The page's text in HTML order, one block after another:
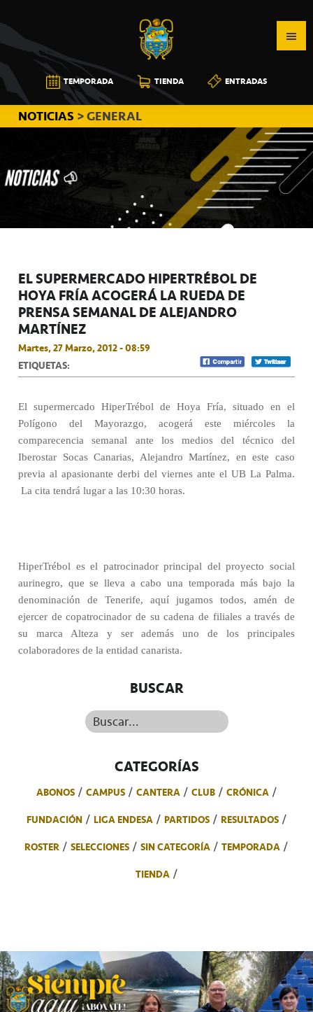
a
la
navegación
principal
al
contenido
principal
a
la
barra
lateral
principal
CB
CANARIAS
TEMPORADA TIENDA ENTRADAS
NOTICIAS > GENERAL
EL SUPERMERCADO HIPERTRÉBOL DE
HOYA FRÍA ACOGERÁ LA RUEDA DE
PRENSA SEMANAL DE ALEJANDRO
MARTÍNEZ
Martes, 27 Marzo, 2012 - 08:59
ETIQUETAS:
El supermercado HiperTrébol de Hoya Fría, situado en el
Polígono del Mayorazgo, acogerá este miércoles la
comparecencia semanal ante los medios del técnico del
Iberostar Socas Canarias, Alejandro Martínez, en este caso
previa al apasionante derbi del viernes ante el UB La Palma.
La cita tendrá lugar a las 10:30 horas.
HiperTrébol es el patrocinador principal del proyecto social
aurinegro, que se lleva a cabo una temporada más bajo la
denominación de Tenerife, aquí jugamos todos, amén de
ejercer de copatrocinador de su cadena de filiales a través de
su marca Alteza y ser además uno de los principales
colaboradores de la entidad canarista.
BUSCAR
Buscar...
CATEGORÍAS
ABONOS CAMPUS CANTERA CLUB
CRÓNICA
FUNDACIÓN
LIGA ENDESA PARTIDOS
RESULTADOS
ROSTER
SELECCIONES SIN CATEGORÍA
TEMPORADA
TIENDA